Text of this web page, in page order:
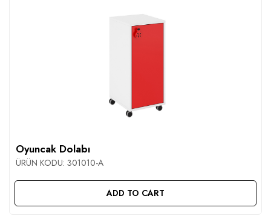
Oyuncak Dolabı
ÜRÜN KODU: 301010-A
ADD TO CART